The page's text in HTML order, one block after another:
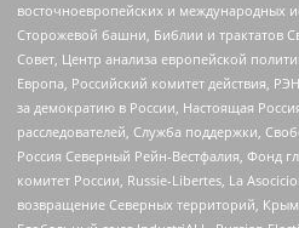
восточноевропейских и международных
Сторожевой башни, Библии и трактатов
Совет, Центр анализа европейской
Европа, Российский комитет действия,
за демократию в России, Настоящая
расследователей, Служба поддержки,
Россия Северный Рейн-Вестфалия, Фонд
комитет России, Russie-Libertes, La
возвращение Северных территорий,